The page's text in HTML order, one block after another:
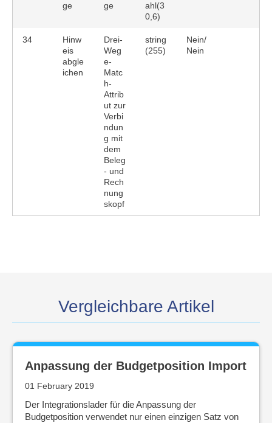
ge
ge
ahl(3
0,6)
34
Hinw
eis
abgle
ichen
Drei-
Weg
e-
Matc
h-
Attrib
ut zur
Verbi
ndun
g mit
dem
Beleg
- und
Rech
nung
skopf
string
(255)
Nein/
Nein
Vergleichbare Artikel
Anpassung der Budgetposition Import
01 February 2019
Der Integrationslader für die Anpassung der
Budgetposition verwendet nur einen einzigen Satz von